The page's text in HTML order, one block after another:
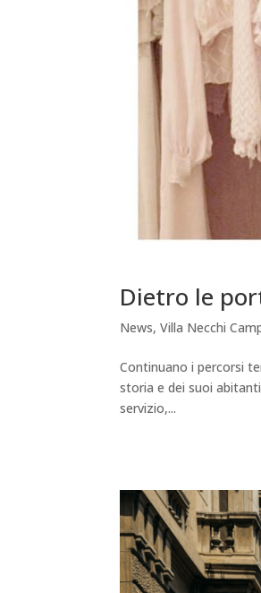
Dietro le
News,Villa Necchi
Continuano i percorsi
storia e dei suoi
servizio,...